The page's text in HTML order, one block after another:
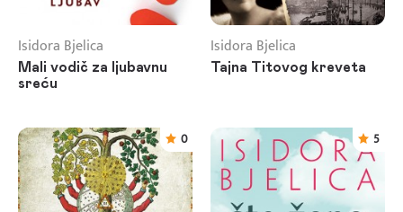
Isidora Bjelica
Mali vodič za ljubavnu
sreću
Isidora Bjelica
Tajna Titovog kreveta
0 5